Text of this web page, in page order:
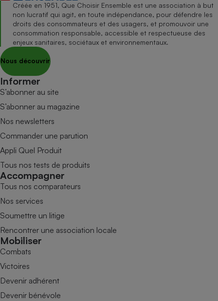
Créée en 1951, Que Choisir Ensemble est une association à but
non lucratif qui agit, en toute indépendance, pour défendre les
droits des consommateurs et des usagers, et promouvoir une
consommation responsable, accessible et respectueuse des
enjeux sanitaires, sociétaux et environnementaux.
Nous découvrir
Informer
S’abonner au site
S’abonner au magazine
Nos newsletters
Commander une parution
Appli Quel Produit
Tous nos tests de produits
Accompagner
Tous nos comparateurs
Nos services
Soumettre un litige
Rencontrer une association locale
Mobiliser
Combats
Victoires
Devenir adhérent
Devenir bénévole